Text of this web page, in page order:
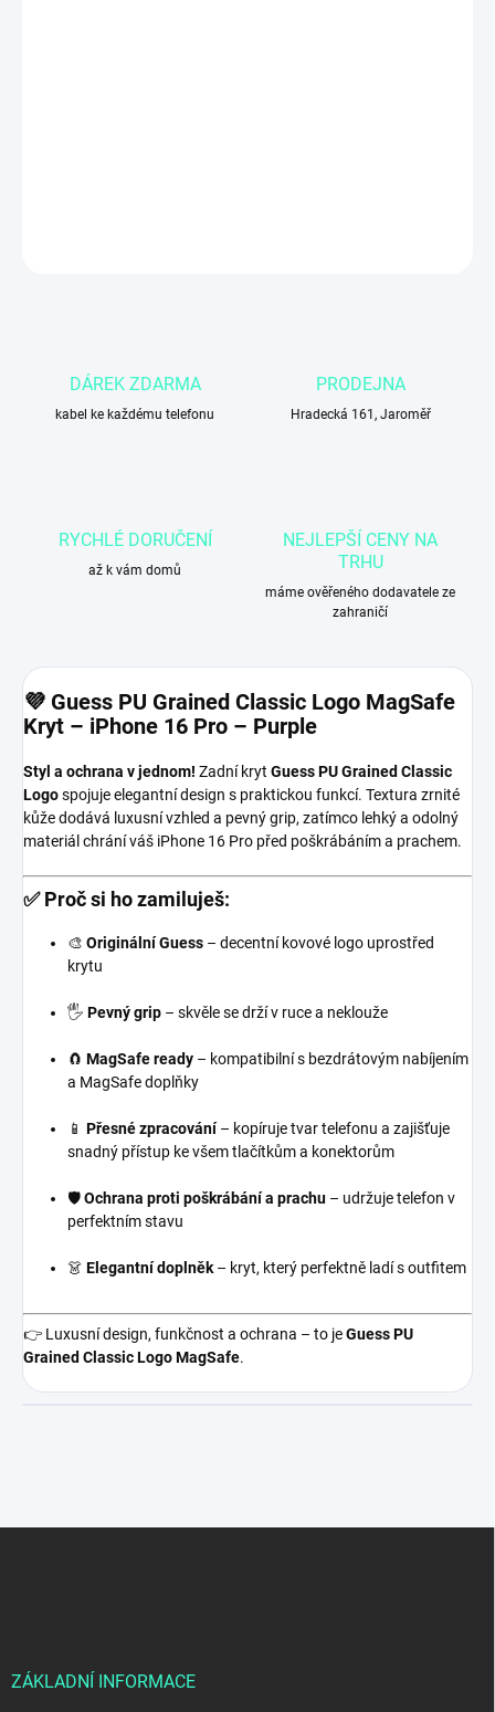
DÁREK ZDARMA
kabel ke každému telefonu
PRODEJNA
Hradecká 161, Jaroměř
RYCHLÉ DORUČENÍ
až k vám domů
NEJLEPŠÍ CENY NA
TRHU
máme ověřeného dodavatele ze
zahraničí
💜 Guess PU Grained Classic Logo MagSafe
Kryt – iPhone 16 Pro – Purple
Styl a ochrana v jednom! Zadní kryt Guess PU Grained Classic
Logospojuje elegantní design s praktickou funkcí. Textura zrnité
kůže dodává luxusní vzhled a pevný grip, zatímco lehký a odolný
materiál chrání váš iPhone 16 Pro před poškrábáním a prachem.
✅ Proč si ho zamiluješ:
🎨 Originální Guess – decentní kovové logo uprostřed
krytu
🖐️ Pevný grip – skvěle se drží v ruce a neklouže
🧲 MagSafe ready – kompatibilní s bezdrátovým nabíjením
a MagSafe doplňky
📱 Přesné zpracování– kopíruje tvar telefonu a zajišťuje
snadný přístup ke všem tlačítkům a konektorům
🛡️Ochrana proti poškrábání a prachu – udržuje telefon v
perfektním stavu
👗 Elegantní doplněk– kryt, který perfektně ladí s outfitem
👉 Luxusní design, funkčnost a ochrana – to jeGuess PU
Grained Classic Logo MagSafe.
ZÁKLADNÍ INFORMACE